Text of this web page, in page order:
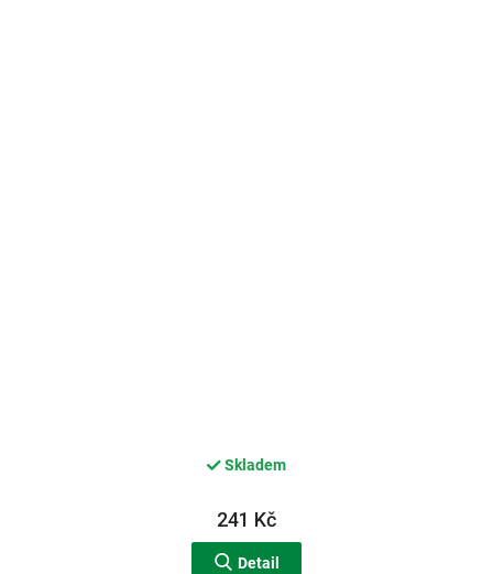
Skladem
241 Kč
Detail